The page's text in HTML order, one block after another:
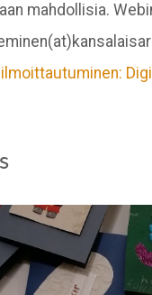
mahdollisia.